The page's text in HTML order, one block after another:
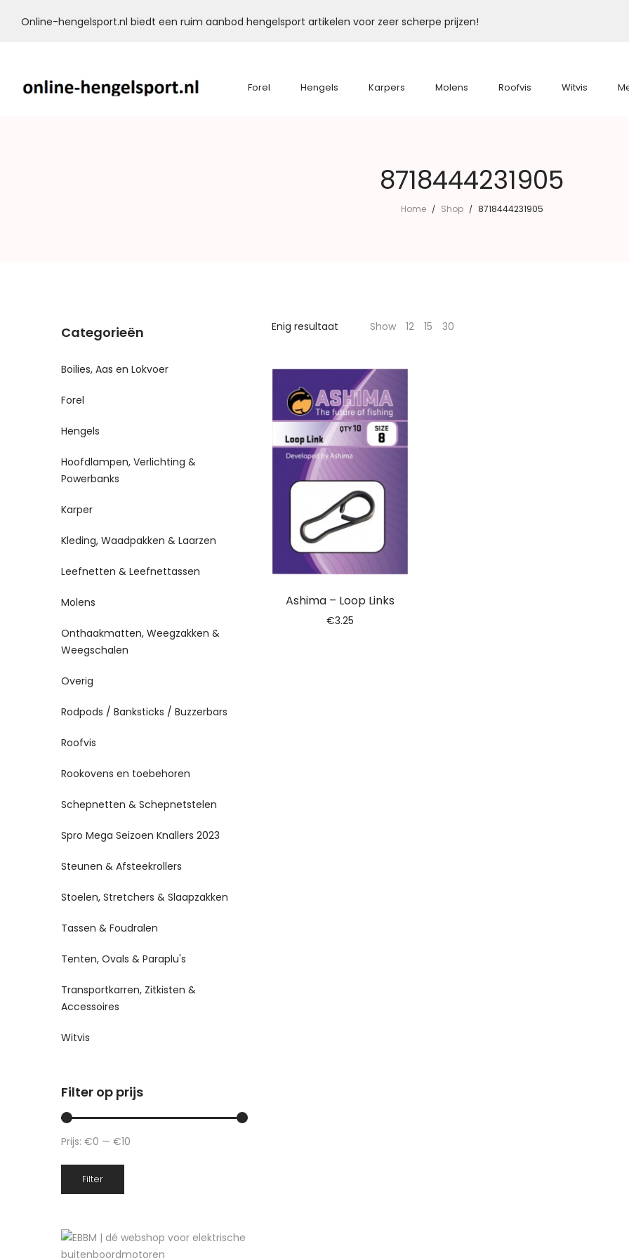
Online-hengelsport.nl biedt een ruim aanbod hengelsport artikelen voor zeer scherpe prijzen!
Forel Hengels Karpers Molens Roofvis Witvis
8718444231905
Home / Shop / 8718444231905
Enig resultaat Show 12 15 30
Ashima – Loop Links
€3.25
Categorieën
Boilies, Aas en Lokvoer
Forel
Hengels
Hoofdlampen, Verlichting &
Powerbanks
Karper
Kleding, Waadpakken & Laarzen
Leefnetten & Leefnettassen
Molens
Onthaakmatten, Weegzakken &
Weegschalen
Overig
Rodpods / Banksticks / Buzzerbars
Roofvis
Rookovens en toebehoren
Schepnetten & Schepnetstelen
Spro Mega Seizoen Knallers 2023
Steunen & Afsteekrollers
Stoelen, Stretchers & Slaapzakken
Tassen & Foudralen
Tenten, Ovals & Paraplu's
Transportkarren, Zitkisten &
Accessoires
Witvis
Filter op prijs
Filter
Prijs: €0 — €10